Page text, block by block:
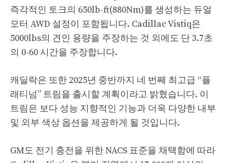
즉각적인 토크의 650lb-ft(880Nm)를 생성하는 듀얼
모터 AWD 설정이 포함됩니다. Cadillac Vistiq은
5000lbs의 견인 용량을 주장하는 것 외에도 단 3.7초
의 0-60 시간을 주장합니다.
캐딜락은 또한 2025년 중반까지 네 번째 최고급 “플
래티넘” 트림을 출시할 계획이라고 밝혔습니다. 이
트림은 보다 성능 지향적인 기능과 더욱 다양한 내부
및 외부 색상 옵션을 제공하게 될 것입니다.
GM도 전기 충전을 위한 NACS 표준을 채택함에 따라